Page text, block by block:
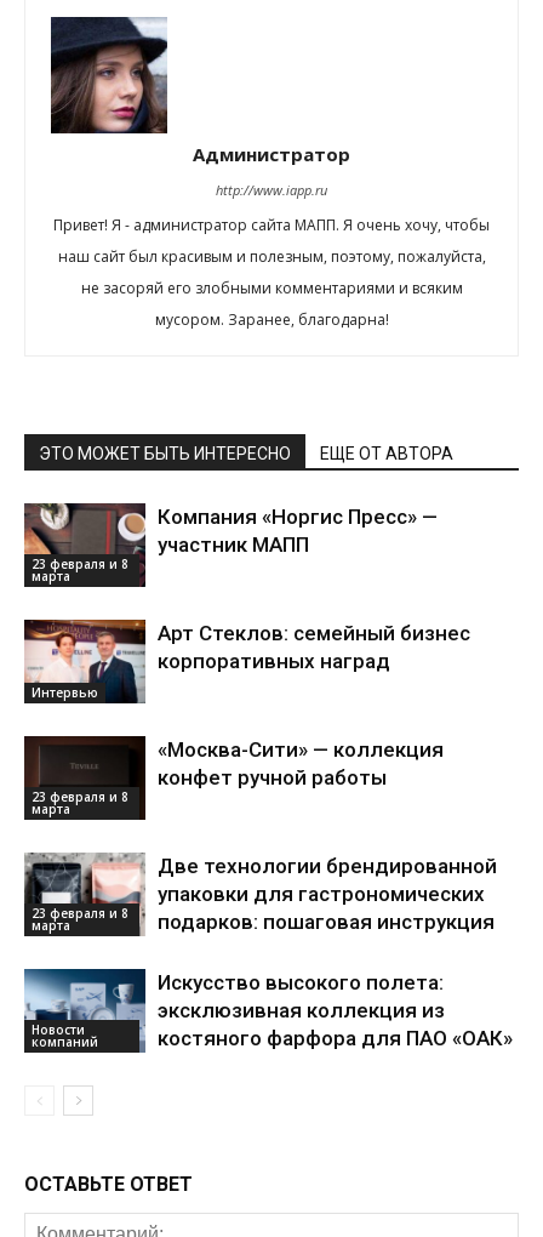
Администратор
http://www.iapp.ru
Привет! Я - администратор сайта МАПП. Я очень хочу, чтобы
наш сайт был красивым и полезным, поэтому, пожалуйста,
не засоряй его злобными комментариями и всяким
мусором. Заранее, благодарна!
ЭТО МОЖЕТ БЫТЬ ИНТЕРЕСНО ЕЩЕ ОТ АВТОРА
23 февраля и 8
марта
Компания «Норгис Пресс» —
участник МАПП
Интервью
Арт Стеклов: семейный бизнес
корпоративных наград
23 февраля и 8
марта
«Москва-Сити» — коллекция
конфет ручной работы
23 февраля и 8
марта
Две технологии брендированной
упаковки для гастрономических
подарков: пошаговая инструкция
Новости
компаний
Искусство высокого полета:
эксклюзивная коллекция из
костяного фарфора для ПАО «ОАК»
ОСТАВЬТЕ ОТВЕТ